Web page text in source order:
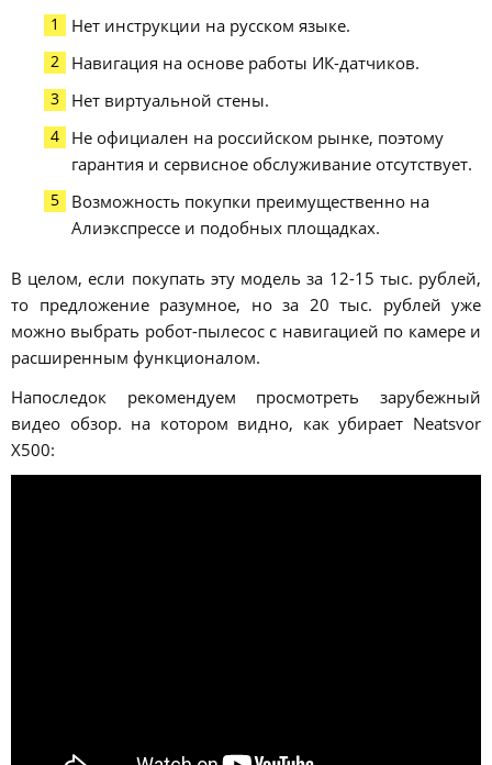
Нет инструкции на русском языке.
Навигация на основе работы ИК-датчиков.
Нет виртуальной стены.
Не официален на российском рынке, поэтому
гарантия и сервисное обслуживание отсутствует.
Возможность покупки преимущественно на
Алиэкспрессе и подобных площадках.
В целом, если покупать эту модель за 12-15 тыс. рублей,
то предложение разумное, но за 20 тыс. рублей уже
можно выбрать робот-пылесос с навигацией по камере и
расширенным функционалом.
Напоследок рекомендуем просмотреть зарубежный
видео обзор. на котором видно, как убирает Neatsvor
X500: